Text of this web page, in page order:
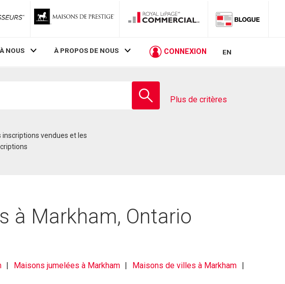
RLP
NOUS À PROPOS DE NOUS CONNEXION EN
Plus de critères
à Markham, Ontario
Maisons jumelées à Markham
Maisons de villes à Markham